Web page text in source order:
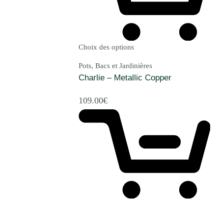
Choix des options
Pots, Bacs et Jardinières
Charlie – Metallic Copper
109.00€